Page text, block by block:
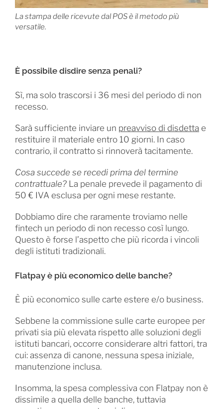
La stampa delle ricevute dal POS è il metodo più
versatile.
È possibile disdire senza penali?
Sì, ma solo trascorsi i 36 mesi del periodo di non
recesso.
Sarà sufficiente inviare un preavviso di disdetta e
restituire il materiale entro 10 giorni. In caso
contrario, il contratto si rinnoverà tacitamente.
Cosa succede se recedi prima del termine
contrattuale?La penale prevede il pagamento di
50 € IVA esclusa per ogni mese restante.
Dobbiamo dire che raramente troviamo nelle
fintech un periodo di non recesso così lungo.
Questo è forse l’aspetto che più ricorda i vincoli
degli istituti tradizionali.
Flatpay è più economico delle banche?
È più economico sulle carte estere e/o business.
Sebbene la commissione sulle carte europee per
privati sia più elevata rispetto alle soluzioni degli
istituti bancari, occorre considerare altri fattori, tra
cui: assenza di canone, nessuna spesa iniziale,
manutenzione inclusa.
Insomma, la spesa complessiva con Flatpay non è
dissimile a quella delle banche, tuttavia